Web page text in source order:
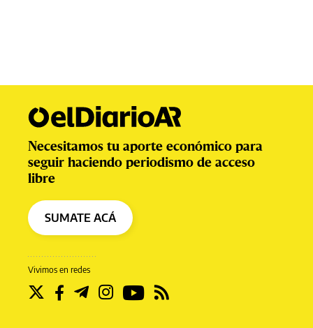
Vivimos en redes
Necesitamos tu aporte económico para
seguir haciendo periodismo de acceso
libre
SUMATE ACÁ